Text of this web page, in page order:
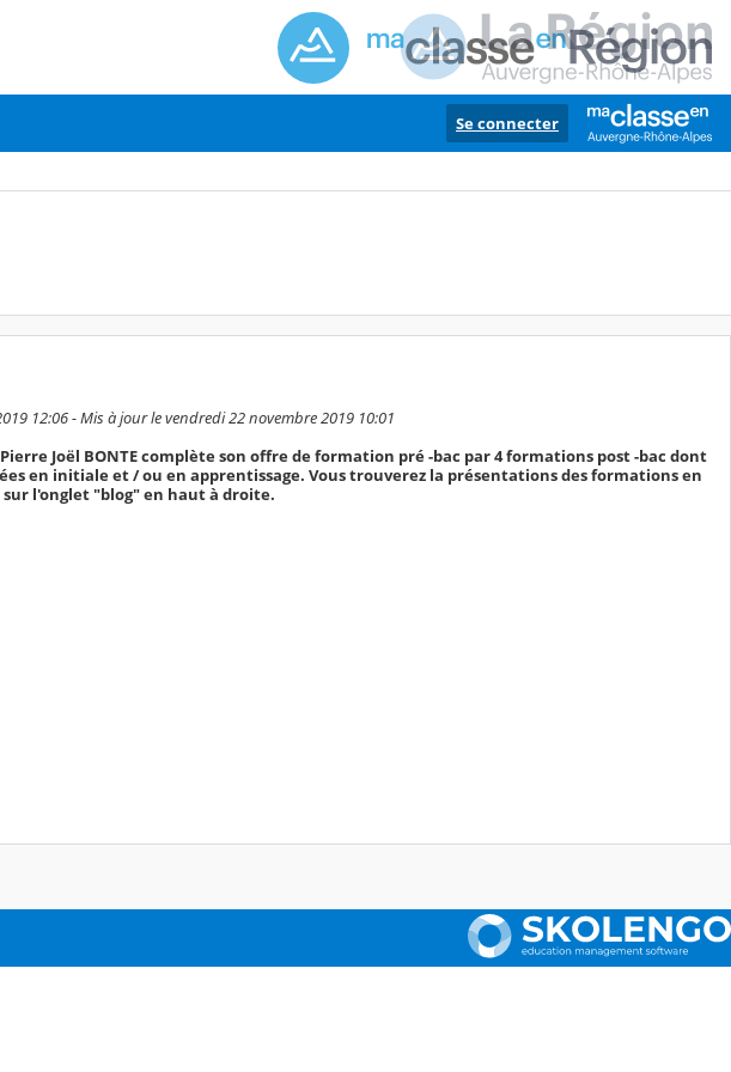
Se connecter
12:06 - Mis à jour le vendredi 22 novembre 2019 10:01
Joël BONTE complète son offre de formation pré -bac par 4 formations post -bac dont
en initiale et / ou en apprentissage. Vous trouverez la présentations des formations en
l'onglet "blog" en haut à droite.